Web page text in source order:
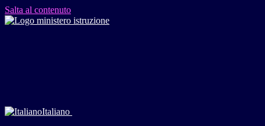
Salta al contenuto
Italiano